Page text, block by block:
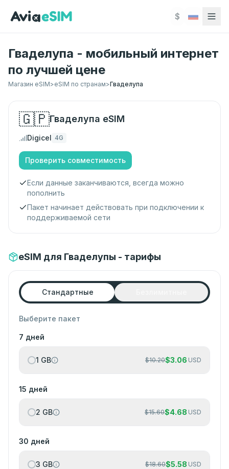
$
Гваделупа - мобильный интернет
по лучшей цене
Магазин eSIM>eSIM по странам>Гваделупа
🇬🇵Гваделупа eSIM
Digicel 4G
Проверить совместимость
Если данные заканчиваются, всегда можно
пополнить
Пакет начинает действовать при подключении к
поддерживаемой сети
eSIM для Гваделупы - тарифы
Стандартные
Выберите пакет
7 дней
1 GB $10.20$3.06 USD
15 дней
2 GB $15.60$4.68 USD
30 дней
3 GB $18.60$5.58 USD